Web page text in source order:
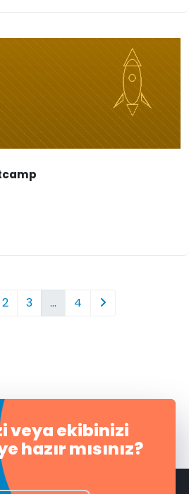
2 3 … 4
veya ekibinizi
hazır mısınız?